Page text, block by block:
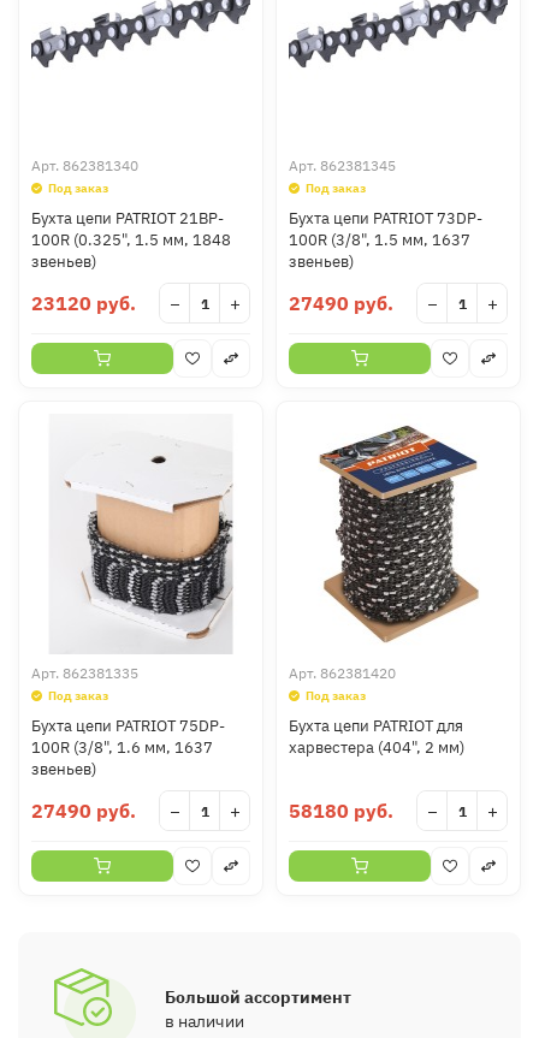
Арт. 862381340
Под заказ
Бухта цепи PATRIOT 21BP-
100R (0.325", 1.5 мм, 1848
звеньев)
23120 руб. − +
Арт. 862381345
Под заказ
Бухта цепи PATRIOT 73DP-
100R (3/8", 1.5 мм, 1637
звеньев)
27490 руб. − +
Арт. 862381335
Под заказ
Бухта цепи PATRIOT 75DP-
100R (3/8", 1.6 мм, 1637
звеньев)
27490 руб. − +
Арт. 862381420
Под заказ
Бухта цепи PATRIOT для
харвестера (404", 2 мм)
58180 руб. − +
Большой ассортимент
в наличии